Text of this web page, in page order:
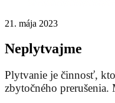
21. mája 2023
Neplytvajme
Plytvanie je činnosť,
zbytočného